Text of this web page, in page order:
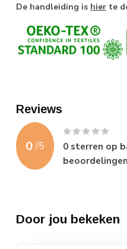
De handleiding is hier te
Reviews
0 /5 0 sterren op
beoordelingen
Door jou bekeken